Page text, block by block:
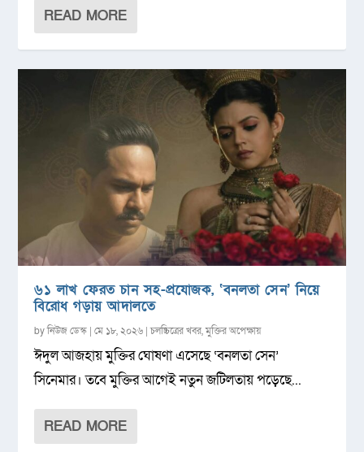
READ MORE
৬১ লাখ ফেরত চান সহ-প্রযোজক, ‘বনলতা সেন’ নিয়ে
বিরোধ গড়ায় আদালতে
byনিউজ ডেস্ক |মে ১৮, ২০২৬ |চলচ্চিত্রের খবর,মুক্তির অপেক্ষায়
ঈদুল আজহায় মুক্তির ঘোষণা এসেছে ‘বনলতা সেন’
সিনেমার। তবে মুক্তির আগেই নতুন জটিলতায় পড়েছে...
READ MORE